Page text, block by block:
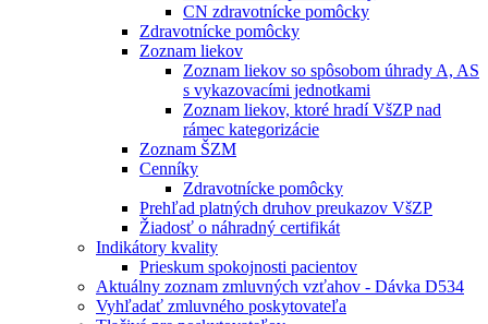
CN zdravotnícke pomôcky
Zdravotnícke pomôcky
Zoznam liekov
Zoznam liekov so spôsobom úhrady A, AS
s vykazovacími jednotkami
Zoznam liekov, ktoré hradí VšZP nad
rámec kategorizácie
Zoznam ŠZM
Cenníky
Zdravotnícke pomôcky
Prehľad platných druhov preukazov VšZP
Žiadosť o náhradný certifikát
Indikátory kvality
Prieskum spokojnosti pacientov
Aktuálny zoznam zmluvných vzťahov - Dávka D534
Vyhľadať zmluvného poskytovateľa